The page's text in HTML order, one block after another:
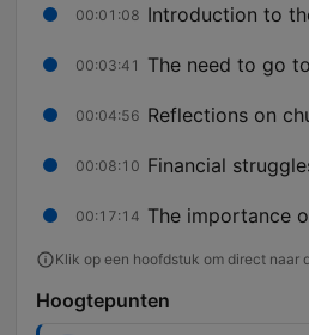
00:01:08 Introduction to
00:03:41 The need to go
00:04:56 Reflections on
00:08:10 Financial
00:17:14 The importance
Klik op een hoofdstuk om direct naar
Hoogtepunten